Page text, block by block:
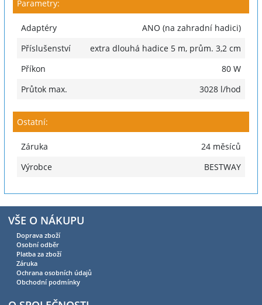
Parametry:
Adaptéry
ANO (na zahradní hadici)
Příslušenství
extra dlouhá hadice 5 m, prům. 3,2 cm
Příkon
80 W
Průtok max.
3028 l/hod
Ostatní:
Záruka
24 měsíců
Výrobce
BESTWAY
VŠE O NÁKUPU
Doprava zboží
Osobní odběr
Platba za zboží
Záruka
Ochrana osobních údajů
Obchodní podmínky